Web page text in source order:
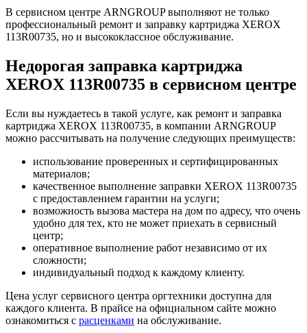
В сервисном центре ARNGROUP выполняют не только
профессиональный ремонт и заправку картриджа XEROX
113R00735, но и высококлассное обслуживание.
Недорогая заправка картриджа
XEROX 113R00735 в сервисном центре
Если вы нуждаетесь в такой услуге, как ремонт и заправка
картриджа XEROX 113R00735, в компании ARNGROUP
можно рассчитывать на получение следующих преимуществ:
использование проверенных и сертифицированных
материалов;
качественное выполнение заправки XEROX 113R00735
с предоставлением гарантии на услуги;
возможность вызова мастера на дом по адресу, что очень
удобно для тех, кто не может приехать в сервисный
центр;
оперативное выполнение работ независимо от их
сложности;
индивидуальный подход к каждому клиенту.
Цена услуг сервисного центра оргтехники доступна для
каждого клиента. В прайсе на официальном сайте можно
ознакомиться с расценками на обслуживание.